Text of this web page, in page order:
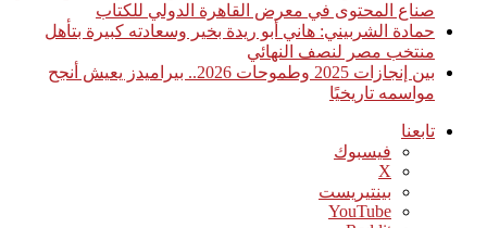
صناع المحتوى في معرض القاهرة الدولي للكتاب
حمادة الشربيني: هاني أبو ريدة بخير وسعادته كبيرة بتأهل
منتخب مصر لنصف النهائي
بين إنجازات 2025 وطموحات 2026.. بيراميدز يعيش أنجح
مواسمه تاريخيًا
تابعنا
فيسبوك
‫X
بينتيريست
‫YouTube